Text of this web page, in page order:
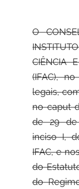
O
CIÊNCIA
(IFAC),
legais,
no caput
de 29 de
inciso I,
IFAC, e
do
do